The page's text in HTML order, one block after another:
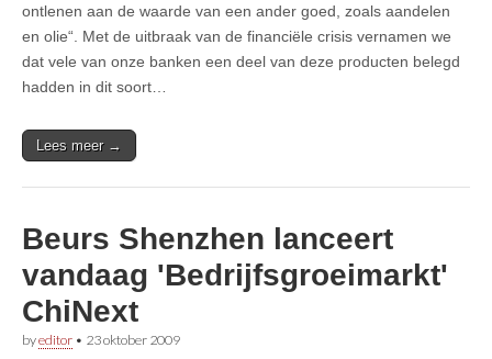
ontlenen aan de waarde van een ander goed, zoals aandelen
en olie“. Met de uitbraak van de financiële crisis vernamen we
dat vele van onze banken een deel van deze producten belegd
hadden in dit soort…
Lees meer →
Beurs Shenzhen lanceert
vandaag 'Bedrijfsgroeimarkt'
ChiNext
byeditor • 23 oktober 2009